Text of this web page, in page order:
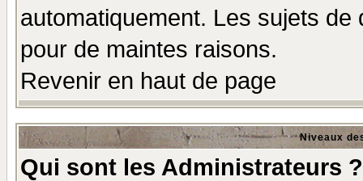
automatiquement. Les sujets
pour de maintes raisons.
Revenir en haut de page
Niveaux
Qui sont les Administrateurs ?